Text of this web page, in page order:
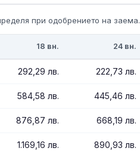
при одобрението на заема.
18 вн. 24 вн.
292,29 лв. 222,73 лв.
584,58 лв. 445,46 лв.
876,87 лв. 668,19 лв.
1.169,16 лв. 890,93 лв.